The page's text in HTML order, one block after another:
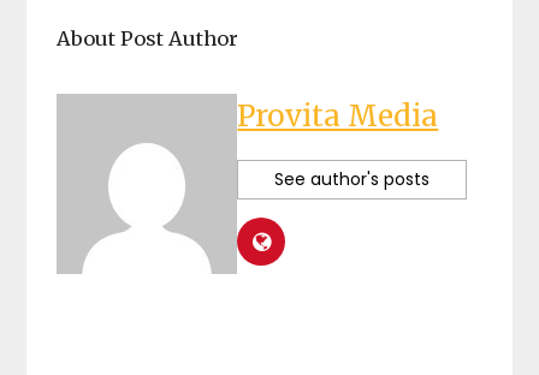
About Post Author
Provita Media
See author's posts